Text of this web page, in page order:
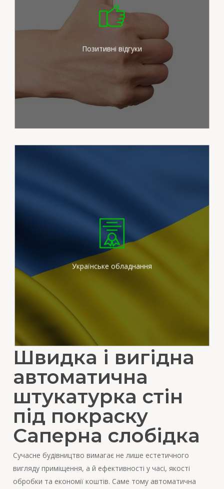
Позитивні відгуки
Ми докладаємо максимум
зусиль для задоволення
потреб наших клієнтів
Українське обладнання
Ми працюємо на
сертифікованих
штукатурних станціях
вітчизняного виробника
Швидка і вигідна
автоматична
штукатурка стін
під покраску
Саперна слобідка
Сучасне будівництво вимагає не лише естетичного
вигляду приміщення, а й ефективності у часі, якості
обробки та економії коштів. Саме тому автоматична